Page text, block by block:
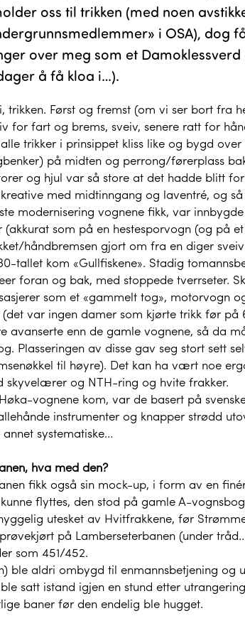
oss til trikken (med noen
i OSA), dog
over meg som et
å få kloa i…).
trikken. Først og fremst (om vi ser bort fra
for fart og brems, sveiv, senere ratt for
trikker i prinsippet kliss like og bygd
på midten og perrong/førerplass
og hjul var så store at det hadde blitt
med midtinngang og laventré, og
modernisering vognene fikk, var
som på en hestesporvogn (og på
håndbremsen gjort om fra en diger
tallet kom «Gullfiskene». Stadig
foran og bak, med stoppede tverrseter.
som et «gammelt tog», motorvogn
(det var ingen damer som kjørte trikk før
avanserte enn de gamle vognene, så da
Plasseringen av disse gav seg stort sett
til høyre). Det kan ha vært noe
skyvelærer og NTH-ring og hvite frakker.
vognene kom, var de basert på
instrumenter og knapper strødd
annet systematiske…
hva med den?
fikk også sin mock-up, i form av en
flyttes, den stod på gamle A-
utesket av Hvitfrakkene, før
på Lamberseterbanen (under
som 451/452.
ble aldri ombygd til enmannsbetjening og
satt istand igjen en stund etter
baner før den endelig ble hugget.